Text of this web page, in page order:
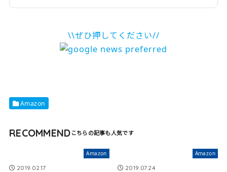
\\ぜひ押してください//
Amazon
RECOMMEND
Amazon
2019.02.17
Amazon
2019.07.24